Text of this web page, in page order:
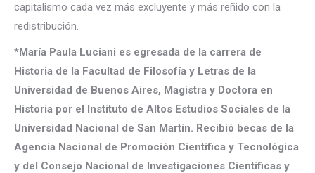
capitalismo cada vez más excluyente y más reñido con la
redistribución.
*María Paula Luciani es egresada de la carrera de
Historia de la Facultad de Filosofía y Letras de la
Universidad de Buenos Aires, Magistra y Doctora en
Historia por el Instituto de Altos Estudios Sociales de la
Universidad Nacional de San Martín. Recibió becas de la
Agencia Nacional de Promoción Científica y Tecnológica
y del Consejo Nacional de Investigaciones Científicas y